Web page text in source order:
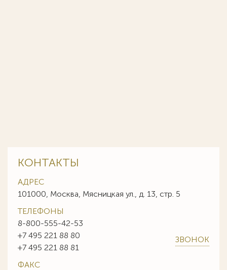
КОНТАКТЫ
АДРЕС
101000, Москва, Мясницкая ул., д. 13, стр. 5
ТЕЛЕФОНЫ
8-800-555-42-53
+7 495 221 88 80
+7 495 221 88 81
ЗВОНОК
ФАКС